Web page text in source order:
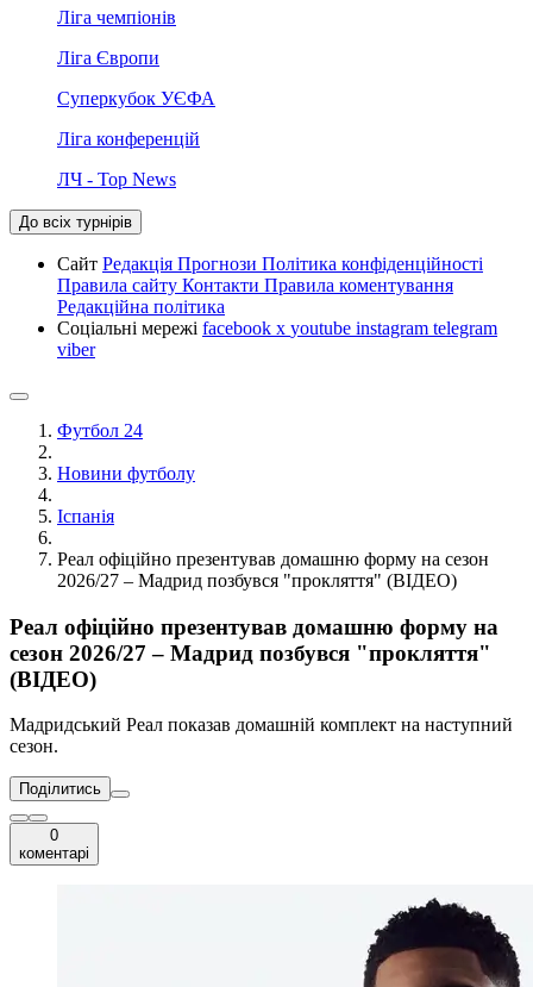
Ліга чемпіонів
Ліга Європи
Суперкубок УЄФА
Ліга конференцій
ЛЧ - Top News
До всіх турнірів
Сайт Редакція Прогнози Політика конфіденційності
Правила сайту Контакти Правила коментування
Редакційна політика
Соціальні мережі facebook x youtube instagram telegram
viber
Футбол 24
Новини футболу
Іспанія
Реал офіційно презентував домашню форму на сезон
2026/27 – Мадрид позбувся "прокляття" (ВІДЕО)
Реал офіційно презентував домашню форму на
сезон 2026/27 – Мадрид позбувся "прокляття"
(ВІДЕО)
Мадридський Реал показав домашній комплект на наступний
сезон.
Поділитись
0
коментарі